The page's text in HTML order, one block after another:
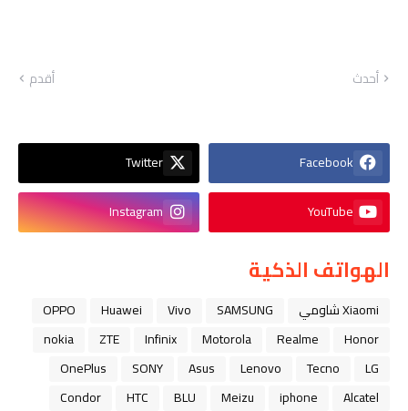
أحدث أقدم
Facebook
Twitter
YouTube
Instagram
الهواتف الذكية
Xiaomi شاومي SAMSUNG
Vivo
Huawei
OPPO
Honor
Realme
Motorola
Infinix
ZTE
nokia
LG
Tecno
Lenovo
Asus
SONY
OnePlus
Alcatel
iphone
Meizu
BLU
HTC
Condor